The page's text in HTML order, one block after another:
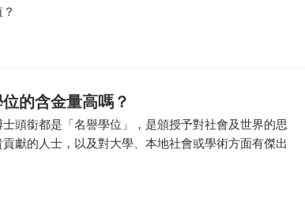
的含金量高嗎？
頭銜都是「名譽學位」，是頒授予對社會及世界的思
獻的人士，以及對大學、本地社會或學術方面有傑出